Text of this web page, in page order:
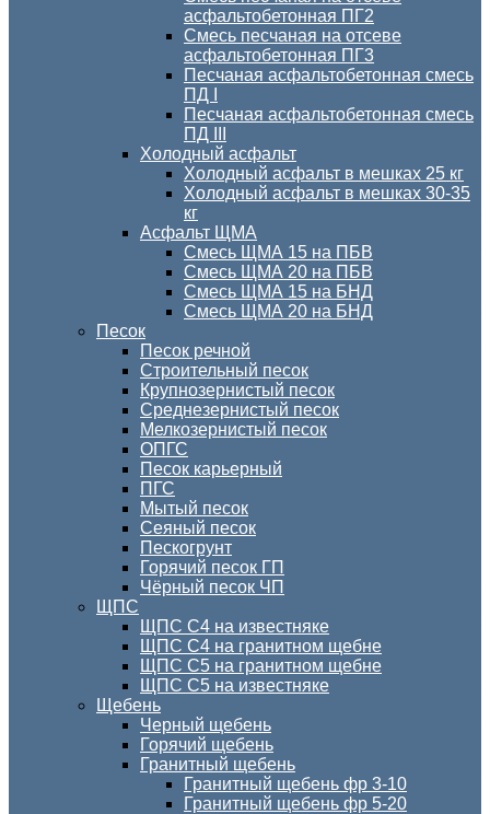
асфальтобетонная ПГ2
Смесь песчаная на отсеве
асфальтобетонная ПГ3
Песчаная асфальтобетонная смесь
ПД I
Песчаная асфальтобетонная смесь
ПД III
Холодный асфальт
Холодный асфальт в мешках 25 кг
Холодный асфальт в мешках 30-35
кг
Асфальт ЩМА
Смесь ЩМА 15 на ПБВ
Смесь ЩМА 20 на ПБВ
Смесь ЩМА 15 на БНД
Смесь ЩМА 20 на БНД
Песок
Песок речной
Строительный песок
Крупнозернистый песок
Среднезернистый песок
Мелкозернистый песок
ОПГС
Песок карьерный
ПГС
Мытый песок
Сеяный песок
Пескогрунт
Горячий песок ГП
Чёрный песок ЧП
ЩПС
ЩПС С4 на известняке
ЩПС С4 на гранитном щебне
ЩПС С5 на гранитном щебне
ЩПС С5 на известняке
Щебень
Черный щебень
Горячий щебень
Гранитный щебень
Гранитный щебень фр 3-10
Гранитный щебень фр 5-20